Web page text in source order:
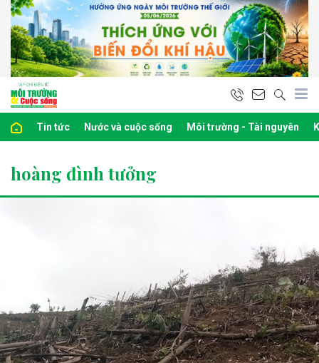
Tin tức Nước và cuộc sống Môi trường - Tài nguyên
hoàng đình tưởng